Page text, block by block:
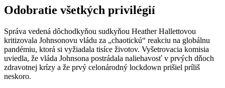
Odobratie všetkých privilégií
Správa vedená dôchodkyňou sudkyňou Heather Hallettovou
kritizovala Johnsonovu vládu za „chaotickú“ reakciu na globálnu
pandémiu, ktorá si vyžiadala tisíce životov. Vyšetrovacia komisia
uviedla, že vláda Johnsona postrádala naliehavosť v prvých dňoch
zdravotnej krízy a že prvý celonárodný lockdown prišiel príliš
neskoro.